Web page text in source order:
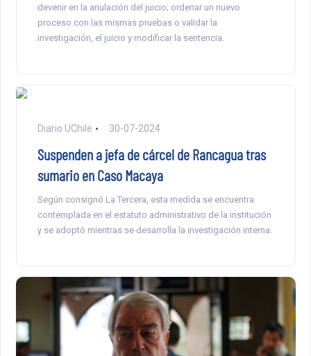
devenir en la anulación del juicio; ordenar un nuevo
proceso con las mismas pruebas o validar la
investigación, el juicio y modificar la sentencia.
Diario UChile 30-07-2024
Suspenden a jefa de cárcel de Rancagua tras
sumario en Caso Macaya
Según consignó La Tercera, esta medida se encuentra
contemplada en el estatuto administrativo de la institución
y se adoptó mientras se desarrolla la investigación interna.